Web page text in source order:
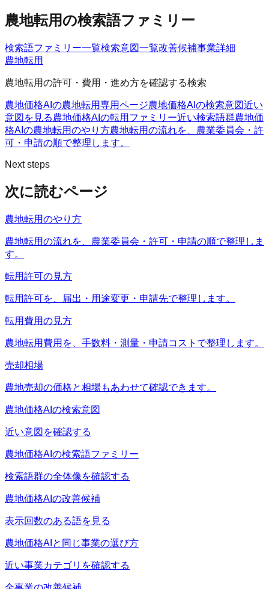
農地転用の検索語ファミリー
検索語ファミリー一覧検索意図一覧改善候補事業詳細
農地転用
農地転用の許可・費用・進め方を確認する検索
農地価格AIの農地転用専用ページ農地価格AIの検索意図近い
意図を見る農地価格AIの転用ファミリー近い検索語群農地価
格AIの農地転用のやり方農地転用の流れを、農業委員会・許
可・申請の順で整理します。
Next steps
次に読むページ
農地転用のやり方
農地転用の流れを、農業委員会・許可・申請の順で整理しま
す。
転用許可の見方
転用許可を、届出・用途変更・申請先で整理します。
転用費用の見方
農地転用費用を、手数料・測量・申請コストで整理します。
売却相場
農地売却の価格と相場もあわせて確認できます。
農地価格AIの検索意図
近い意図を確認する
農地価格AIの検索語ファミリー
検索語群の全体像を確認する
農地価格AIの改善候補
表示回数のある語を見る
農地価格AIと同じ事業の選び方
近い事業カテゴリを確認する